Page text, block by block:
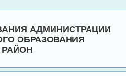
АДМИНИСТРАЦИИ
ОБРАЗОВАНИЯ